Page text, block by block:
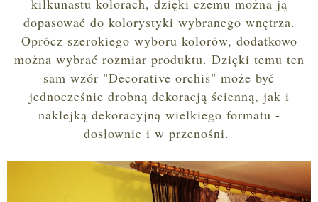
kilkunastu kolorach, dzięki czemu można ją
dopasować do kolorystyki wybranego wnętrza.
Oprócz szerokiego wyboru kolorów, dodatkowo
można wybrać rozmiar produktu. Dzięki temu ten
sam wzór "Decorative orchis" może być
jednocześnie drobną dekoracją ścienną, jak i
naklejką dekoracyjną wielkiego formatu -
dosłownie i w przenośni.